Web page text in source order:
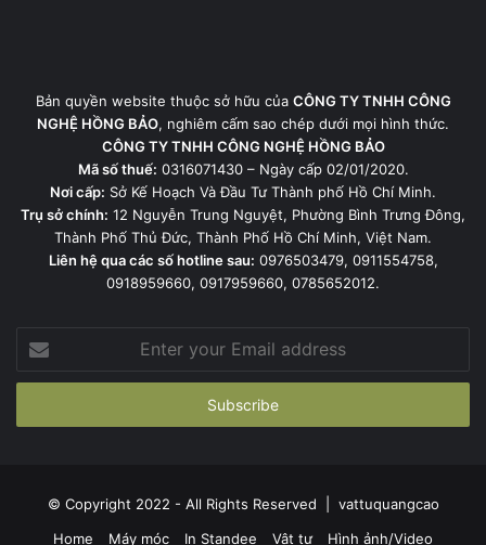
Bản quyền website thuộc sở hữu của CÔNG TY TNHH CÔNG
NGHỆ HỒNG BẢO, nghiêm cấm sao chép dưới mọi hình thức.
CÔNG TY TNHH CÔNG NGHỆ HỒNG BẢO
Mã số thuế: 0316071430 – Ngày cấp 02/01/2020.
Nơi cấp: Sở Kế Hoạch Và Đầu Tư Thành phố Hồ Chí Minh.
Trụ sở chính: 12 Nguyễn Trung Nguyệt, Phường Bình Trưng Đông,
Thành Phố Thủ Đức, Thành Phố Hồ Chí Minh, Việt Nam.
Liên hệ qua các số hotline sau: 0976503479, 0911554758,
0918959660, 0917959660, 0785652012.
your
Email
© Copyright 2022 - All Rights Reserved | vattuquangcao
Home
Máy móc In Standee Vật tư Hình ảnh/Video